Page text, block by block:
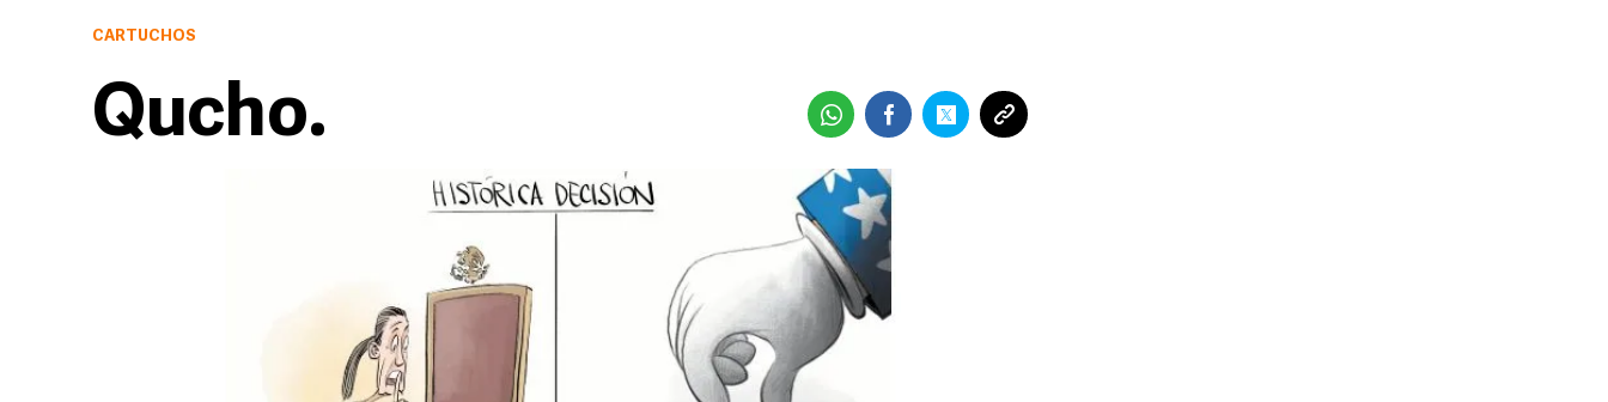
CARTUCHOS
Qucho.